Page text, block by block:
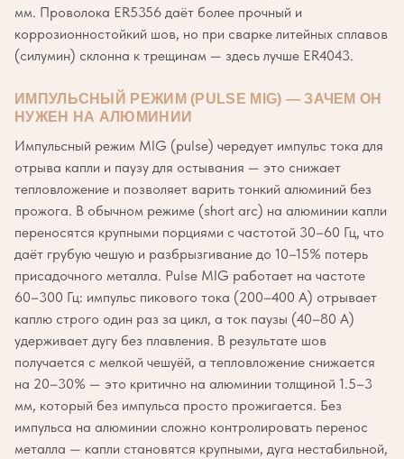
мм. Проволока ER5356 даёт более прочный и
коррозионностойкий шов, но при сварке литейных сплавов
(силумин) склонна к трещинам — здесь лучше ER4043.
ИМПУЛЬСНЫЙ РЕЖИМ (PULSE MIG) — ЗАЧЕМ ОН
НУЖЕН НА АЛЮМИНИИ
Импульсный режим MIG (pulse) чередует импульс тока для
отрыва капли и паузу для остывания — это снижает
тепловложение и позволяет варить тонкий алюминий без
прожога. В обычном режиме (short arc) на алюминии капли
переносятся крупными порциями с частотой 30–60 Гц, что
даёт грубую чешую и разбрызгивание до 10–15% потерь
присадочного металла. Pulse MIG работает на частоте
60–300 Гц: импульс пикового тока (200–400 А) отрывает
каплю строго один раз за цикл, а ток паузы (40–80 А)
удерживает дугу без плавления. В результате шов
получается с мелкой чешуёй, а тепловложение снижается
на 20–30% — это критично на алюминии толщиной 1.5–3
мм, который без импульса просто прожигается. Без
импульса на алюминии сложно контролировать перенос
металла — капли становятся крупными, дуга нестабильной,